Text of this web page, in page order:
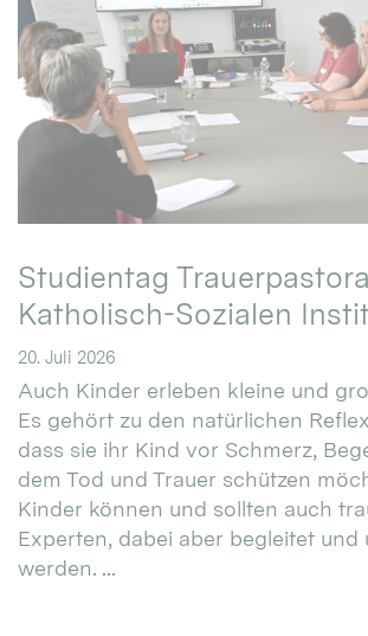
Studientag
Katholisch-Sozialen
20. Juli 2026
Auch Kinder erleben kleine und
Es gehört zu den natürlichen
dass sie ihr Kind vor Schmerz,
dem Tod und Trauer schützen
Kinder können und sollten auch
Experten, dabei aber begleitet und
werden. ...